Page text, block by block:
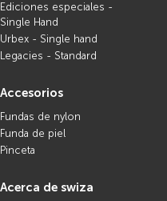
Ediciones especiales -
Single Hand
Urbex - Single hand
Legacies - Standard
accesorios
Fundas de nylon
Funda de piel
Pinceta
acerca de swiza